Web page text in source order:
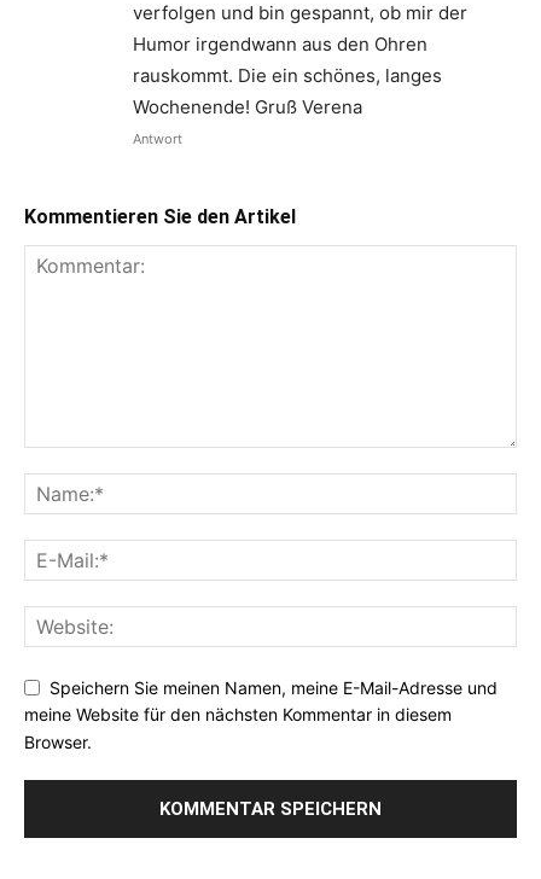
verfolgen und bin gespannt, ob mir der
Humor irgendwann aus den Ohren
rauskommt. Die ein schönes, langes
Wochenende! Gruß Verena
Antwort
Kommentieren Sie den Artikel
Speichern Sie meinen Namen, meine E-Mail-Adresse und
meine Website für den nächsten Kommentar in diesem
Browser.